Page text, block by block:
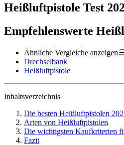
Heißluftpistole Test
Empfehlenswerte
Ähnliche Vergleiche anzeigen
Drechselbank
Heißluftpistole
Inhaltsverzeichnis
Die besten Heißluftpistolen
Arten von Heißluftpistolen
Die wichtigsten Kaufkriterien
Fazit